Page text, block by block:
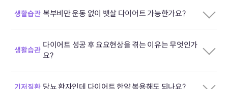
생활습관 복부비만 운동 없이 뱃살 다이어트 가능한가요?
생활습관
다이어트 성공 후 요요현상을 겪는 이유는 무엇인가
요?
기저질환 당뇨 환자인데 다이어트 한약 복용해도 되나요?